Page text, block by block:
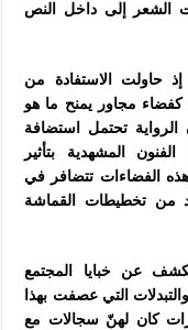
الشعر إلى داخل النص
حاولت الاستفادة من
كفضاء مجاور يمنح ما هو
تحتمل استضافة
المشهدية بتأثير
هذه الفضاءات تتضافر في
من تخطيطات القماشة
عن خبايا المجتمع
التي عصفت بهذا
كان لهنّ سجالات مع